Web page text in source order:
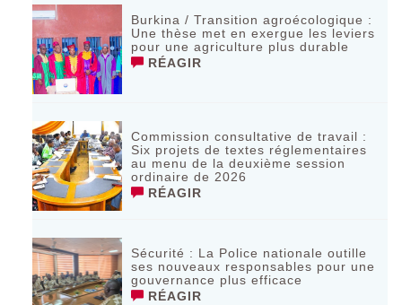
Burkina / Transition agroécologique :
Une thèse met en exergue les leviers
pour une agriculture plus durable
RÉAGIR
Commission consultative de travail :
Six projets de textes réglementaires
au menu de la deuxième session
ordinaire de 2026
RÉAGIR
Sécurité : La Police nationale outille
ses nouveaux responsables pour une
gouvernance plus efficace
RÉAGIR